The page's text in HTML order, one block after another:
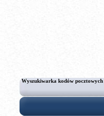
Wyszukiwarka kodów pocztowych